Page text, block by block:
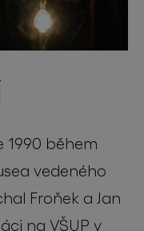
1990 během
vedeného
Froňek a Jan
na VŠUP v